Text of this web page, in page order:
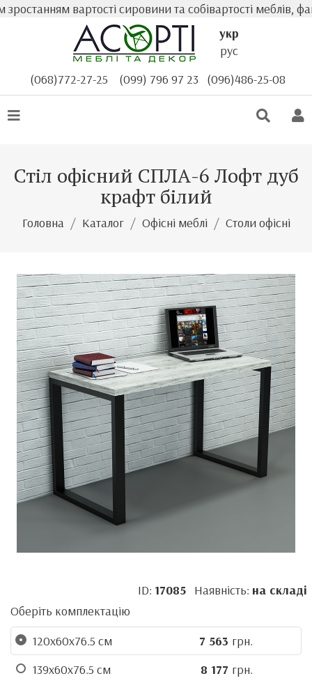
вартості сировини та собівартості меблів,
укр
рус
(068)772-27-25
(099) 796 97 23 (096)486-25-08
Стіл офісний СПЛА-6 Лофт дуб
крафт білий
Головна Каталог Офісні меблі Столи офісні
ID: 17085Наявність: на складі
Оберіть комплектацію
120х60х76.5 см
7 563 грн.
139х60х76.5 см
8 177 грн.